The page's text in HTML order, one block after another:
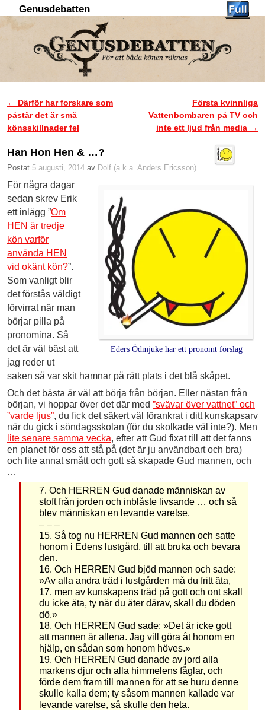
Genusdebatten
Inläggsnavigering
← Därför har forskare som
påstår det är små
könsskillnader fel
Första kvinnliga
Vattenbombaren på TV och
inte ett ljud från media →
Han Hon Hen & …?
Postat 5 augusti, 2014 av Dolf (a.k.a. Anders Ericsson)
Eders Ödmjuke har ett pronomt förslag
För några dagar
sedan skrev Erik
ett inlägg ”Om
HEN är tredje
kön varför
använda HEN
vid okänt kön?”.
Som vanligt blir
det förstås väldigt
förvirrat när man
börjar pilla på
pronomina. Så
det är väl bäst att
jag reder ut
saken så var skit hamnar på rätt plats i det blå skåpet.
Och det bästa är väl att börja från början. Eller nästan från
början, vi hoppar över det där med ”svävar över vattnet” och
”varde ljus”, du fick det säkert väl förankrat i ditt kunskapsarv
när du gick i söndagsskolan (för du skolkade väl inte?). Men
lite senare samma vecka, efter att Gud fixat till att det fanns
en planet för oss att stå på (det är ju användbart och bra)
och lite annat smått och gott så skapade Gud mannen, och
…
7. Och HERREN Gud danade människan av
stoft från jorden och inblåste livsande … och så
blev människan en levande varelse.
– – –
15. Så tog nu HERREN Gud mannen och satte
honom i Edens lustgård, till att bruka och bevara
den.
16. Och HERREN Gud bjöd mannen och sade:
»Av alla andra träd i lustgården må du fritt äta,
17. men av kunskapens träd på gott och ont skall
du icke äta, ty när du äter därav, skall du döden
dö.»
18. Och HERREN Gud sade: »Det är icke gott
att mannen är allena. Jag vill göra åt honom en
hjälp, en sådan som honom höves.»
19. Och HERREN Gud danade av jord alla
markens djur och alla himmelens fåglar, och
förde dem fram till mannen för att se huru denne
skulle kalla dem; ty såsom mannen kallade var
levande varelse, så skulle den heta.